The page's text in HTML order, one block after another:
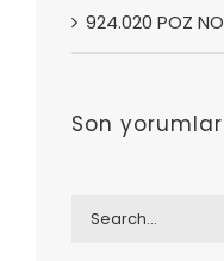
924.020 POZ NO
Son yorumlar
Search